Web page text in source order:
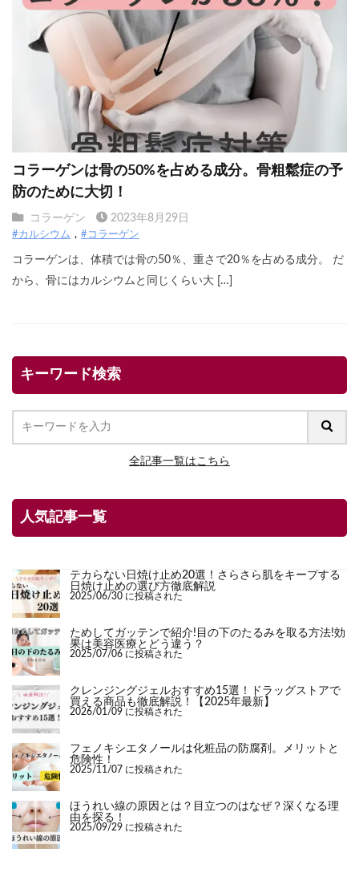
コラーゲンは骨の50%を占める成分。骨粗鬆症の予
防のために大切！
コラーゲン 2023年8月29日
#カルシウム #コラーゲン
コラーゲンは、体積では骨の50％、重さで20％を占める成分。 だ
から、骨にはカルシウムと同じくらい大 […]
キーワード検索
全記事一覧はこちら
人気記事一覧
テカらない日焼け止め20選！さらさら肌をキープする
日焼け止めの選び方徹底解説
2025/06/30 に投稿された
ためしてガッテンで紹介!目の下のたるみを取る方法!効
果は美容医療とどう違う？
2025/07/06 に投稿された
クレンジングジェルおすすめ15選！ドラッグストアで
買える商品も徹底解説！【2025年最新】
2026/01/09 に投稿された
フェノキシエタノールは化粧品の防腐剤。メリットと
危険性！
2025/11/07 に投稿された
ほうれい線の原因とは？目立つのはなぜ？深くなる理
由を探る！
2025/09/29 に投稿された